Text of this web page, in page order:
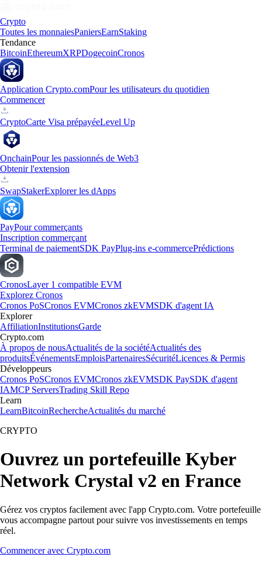
Crypto
Toutes les monnaiesPaniersEarnStaking
Tendance
BitcoinEthereumXRPDogecoinCronos
Application Crypto.comPour les utilisateurs du quotidien
Commencer
CryptoCarte Visa prépayéeLevel Up
OnchainPour les passionnés de Web3
Obtenir l'extension
SwapStakerExplorer les dApps
PayPour commerçants
Inscription commerçant
Terminal de paiementSDK PayPlug-ins e-commercePrédictions
CronosLayer 1 compatible EVM
Explorez Cronos
Cronos PoSCronos EVMCronos zkEVMSDK d'agent IA
Explorer
AffiliationInstitutionsGarde
Crypto.com
À propos de nousActualités de la sociétéActualités des
produitsÉvénementsEmploisPartenairesSécuritéLicences & Permis
Développeurs
Cronos PoSCronos EVMCronos zkEVMSDK PaySDK d'agent
IAMCP ServersTrading Skill Repo
Learn
LearnBitcoinRechercheActualités du marché
CRYPTO
Ouvrez un portefeuille Kyber
Network Crystal v2 en France
Gérez vos cryptos facilement avec l'app Crypto.com. Votre portefeuille
vous accompagne partout pour suivre vos investissements en temps
réel.
Commencer avec Crypto.com